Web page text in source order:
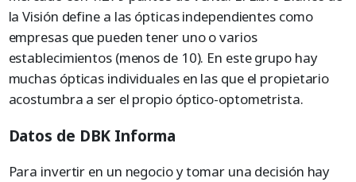
la Visión define a las ópticas independientes como
empresas que pueden tener uno o varios
establecimientos (menos de 10). En este grupo hay
muchas ópticas individuales en las que el propietario
acostumbra a ser el propio óptico-optometrista.
Datos de DBK Informa
Para invertir en un negocio y tomar una decisión hay